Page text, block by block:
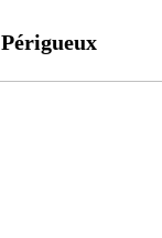
Périgueux